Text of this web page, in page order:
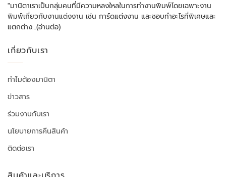
"มานิตาเราเป็นกลุ่มคนที่มีความหลงใหลในการทำงานพิมพ์โดยเฉพาะงาน
พิมพ์เกี่ยวกับงานแต่งงาน เช่น การ์ดแต่งงาน และชอบทำอะไรที่พิเศษและ
แตกต่าง…(อ่านต่อ)
เกี่ยวกับเรา
ทำไมต้องมานิตา
ข่าวสาร
ร่วมงานกับเรา
นโยบายการคืนสินค้า
ติดต่อเรา